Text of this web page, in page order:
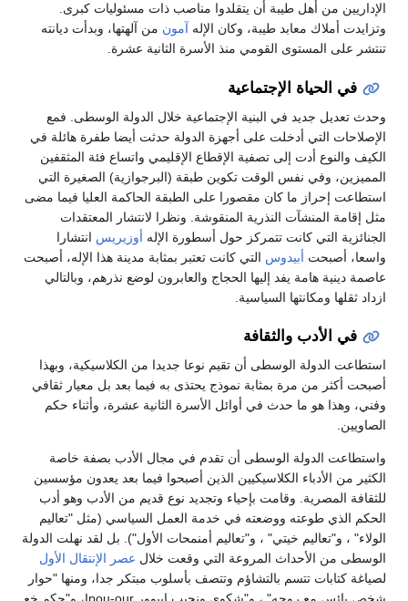
الإداريين من أهل طيبة أن يتقلدوا مناصب ذات مسئوليات كبرى.
وتزايدت أملاك معابد طيبة، وكان الإله آمون من آلهتها، وبدأت ديانته
تنتشر على المستوى القومي منذ الأسرة الثانية عشرة.
في الحياة الإجتماعية
وحدث تعديل جديد في البنية الإجتماعية خلال الدولة الوسطى. فمع
الإصلاحات التي أدخلت على أجهزة الدولة حدثت أيضا طفرة هائلة في
الكيف والنوع أدت إلى تصفية الإقطاع الإقليمي واتساع فئة المثقفين
المميزين، وفي نفس الوقت تكوين طبقة (البرجوازية) الصغيرة التي
استطاعت إحراز ما كان مقصورا على الطبقة الحاكمة العليا فيما مضى
مثل إقامة المنشآت النذرية المنقوشة. ونظرا لانتشار المعتقدات
الجنائزية التي كانت تتمركز حول أسطورة الإله أوزيريس انتشارا
واسعا، أصبحت أبيدوس التي كانت تعتبر بمثابة مدينة هذا الإله، أصبحت
عاصمة دينية هامة يفد إليها الحجاج والعابرون لوضع نذرهم، وبالتالي
ازداد ثقلها ومكانتها السياسية.
في الأدب والثقافة
استطاعت الدولة الوسطى أن تقيم نوعا جديدا من الكلاسيكية، وبهذا
أصبحت أكثر من مرة بمثابة نموذج يحتذى به فيما بعد بل معيار ثقافي
وفني، وهذا هو ما حدث في أوائل الأسرة الثانية عشرة، وأثناء حكم
الصاويين.
واستطاعت الدولة الوسطى أن تقدم في مجال الأدب بصفة خاصة
الكثير من الأدباء الكلاسيكيين الذين أصبحوا فيما بعد يعدون مؤسسين
للثقافة المصرية. وقامت بإحياء وتجديد نوع قديم من الأدب وهو أدب
الحكم الذي طوعته ووضعته في خدمة العمل السياسي (مثل "تعاليم
الولاء" ، و"تعاليم خيتي" ، و"تعاليم أمنمحات الأول"). بل لقد نهلت الدولة
الوسطى من الأحداث المروعة التي وقعت خلال عصر الإنتقال الأول
لصياغة كتابات تتسم بالتشاؤم وتتصف بأسلوب مبتكر جدا، ومنها "حوار